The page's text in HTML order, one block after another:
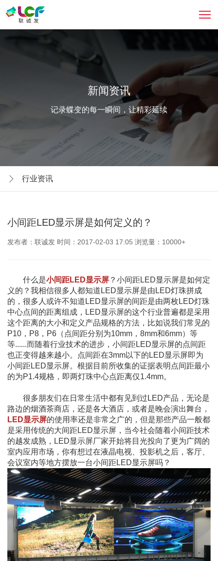
新闻资讯
记录蝶变的每一瞬间，让精彩延续
行业资讯
小间距LED显示屏是如何定义的？
发布者：联诚发 时间：2017-02-03 17:05 浏览量：10000+
什么是小间距LED显示屏 ？小间距LED显示屏是如何定
义的？我相信很多人都知道LED显示屏是由LED灯珠拼成
的，很多人或许不知道LED显示屏的间距是由两枚LED灯珠
中心点间的距离组成，LED显示屏的这个行业普遍都是采用
这个距离的大小和定义产品规格的方法，比如说我们常见的
P10，P8，P6（点间距分别为10mm，8mm和6mm）等
等......而随着行业技术的进步，小间距LED显示屏的点间距
也正变得越来越小。点间距在3mm以下的LED显示屏即为
小间距LED显示屏。根据目前所收集的证据表明点间距最小
的为P1.4规格，即两灯珠中心点距离仅1.4mm。
很多朋友们在日常生活中都有见到过LED产品，无论是
路边的烟酒茶商店，还是各大酒店，或者是晚会演出舞台，
LED显示屏的使用率还是非常之广的，但是那些产品一般都
是采用传统的大间距LED显示屏，当今社会随着小间距技术
的越发成熟，LED显示屏厂家开始将目光投向了更为广阔的
室内应用市场，你有想过在液晶电视、投影机之后，客厅、
会议室内等地方摆放一台小间距LED显示屏吗？